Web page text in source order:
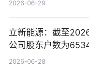
2026-06-29
立新能源：截至
公司股东户数为
2026-06-28